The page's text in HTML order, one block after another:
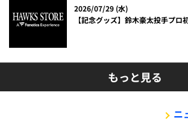
2026/07/29 (水)
【記念グッズ】鈴木豪太投手プロ
もっと見る
ニ